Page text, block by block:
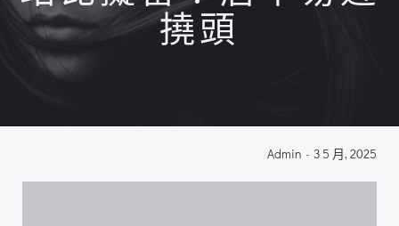
撓頭
Admin - 3 5 月, 2025